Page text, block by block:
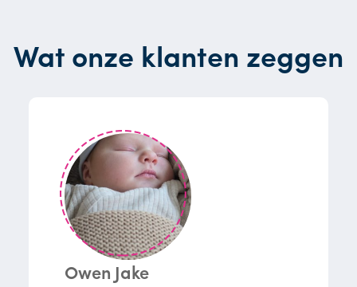
Wat onze klanten zeggen
Owen Jake